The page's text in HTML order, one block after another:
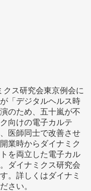
ス研究会東京例会に
「デジタルヘルス時
のため、五十嵐が不
向けの電子カルテ
医師同士で改善させ
業時からダイナミク
を両立した電子カル
ダイナミクス研究会
。詳しくはダイナミ
さい。